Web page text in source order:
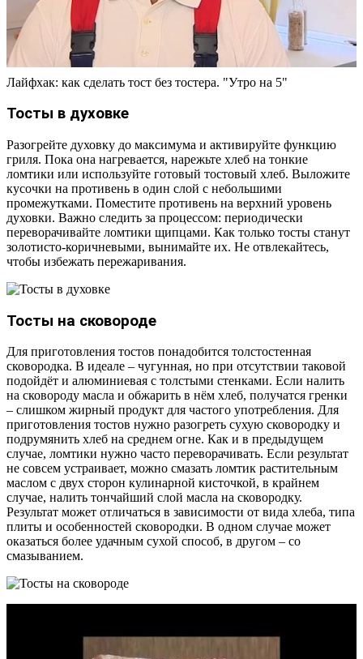
Лайфхак: как сделать тост без тостера. "Утро на 5"
Тосты в духовке
Разогрейте духовку до максимума и активируйте функцию
гриля. Пока она нагревается, нарежьте хлеб на тонкие
ломтики или используйте готовый тостовый хлеб. Выложите
кусочки на противень в один слой с небольшими
промежутками. Поместите противень на верхний уровень
духовки. Важно следить за процессом: периодически
переворачивайте ломтики щипцами. Как только тосты станут
золотисто-коричневыми, вынимайте их. Не отвлекайтесь,
чтобы избежать пережаривания.
Тосты на сковороде
Для приготовления тостов понадобится толстостенная
сковородка. В идеале – чугунная, но при отсутствии таковой
подойдёт и алюминиевая с толстыми стенками. Если налить
на сковороду масла и обжарить в нём хлеб, получатся гренки
– слишком жирный продукт для частого употребления. Для
приготовления тостов нужно разогреть сухую сковородку и
подрумянить хлеб на среднем огне. Как и в предыдущем
случае, ломтики нужно часто переворачивать. Если результат
не совсем устраивает, можно смазать ломтик растительным
маслом с двух сторон кулинарной кисточкой, в крайнем
случае, налить тончайший слой масла на сковородку.
Результат может отличаться в зависимости от вида хлеба, типа
плиты и особенностей сковородки. В одном случае может
оказаться более удачным сухой способ, в другом – со
смазыванием.